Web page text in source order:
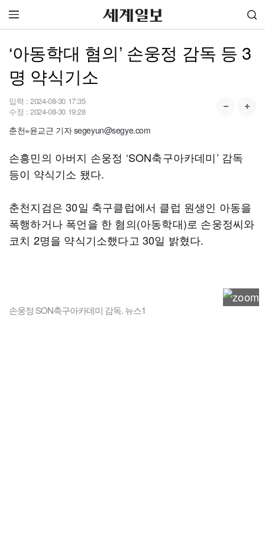
‘아동학대 혐의’ 손웅정 감독 등 3
명 약식기소
입력 : 2024-08-30 17:35
수정 : 2024-08-30 19:28
춘천=윤교근 기자 segeyun@segye.com
손흥민의 아버지 손웅정 ‘SON축구아카데미’ 감독
등이 약식기소 됐다.
춘천지검은 30일 축구클럽에서 클럽 원생인 아동을
폭행하거나 폭언을 한 혐의(아동학대)로 손웅정씨와
코치 2명을 약식기소했다고 30일 밝혔다.
손웅정 SON축구아카데미 감독. 뉴스1